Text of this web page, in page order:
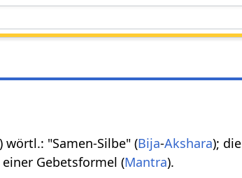
) wörtl.: "Samen-Silbe" (Bija-Akshara); die
Gebetsformel (Mantra).